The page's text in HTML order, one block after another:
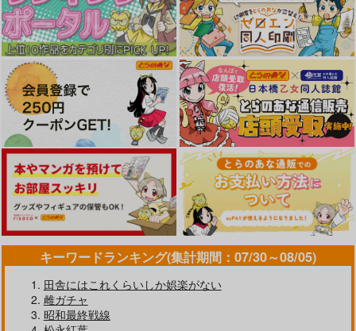
キーワードランキング(集計期間：07/30～08/05)
田舎にはこれくらいしか娯楽がない
雌ガチャ
昭和最終戦線